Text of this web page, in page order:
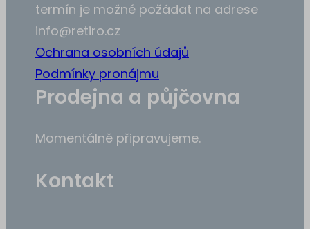
termín je možné požádat na adrese
info@retiro.cz
Ochrana osobních údajů
Podmínky pronájmu
Prodejna a půjčovna
Momentálně připravujeme.
Kontakt